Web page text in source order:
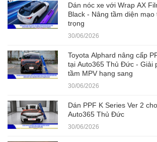
Dán nóc xe với Wrap AX
Black - Nâng tầm diện mạo
trọng
30/06/2026
Toyota Alphard nâng cấp
tại Auto365 Thủ Đức - Giải
tầm MPV hạng sang
30/06/2026
Dán PPF K Series Ver 2
Auto365 Thủ Đức
30/06/2026